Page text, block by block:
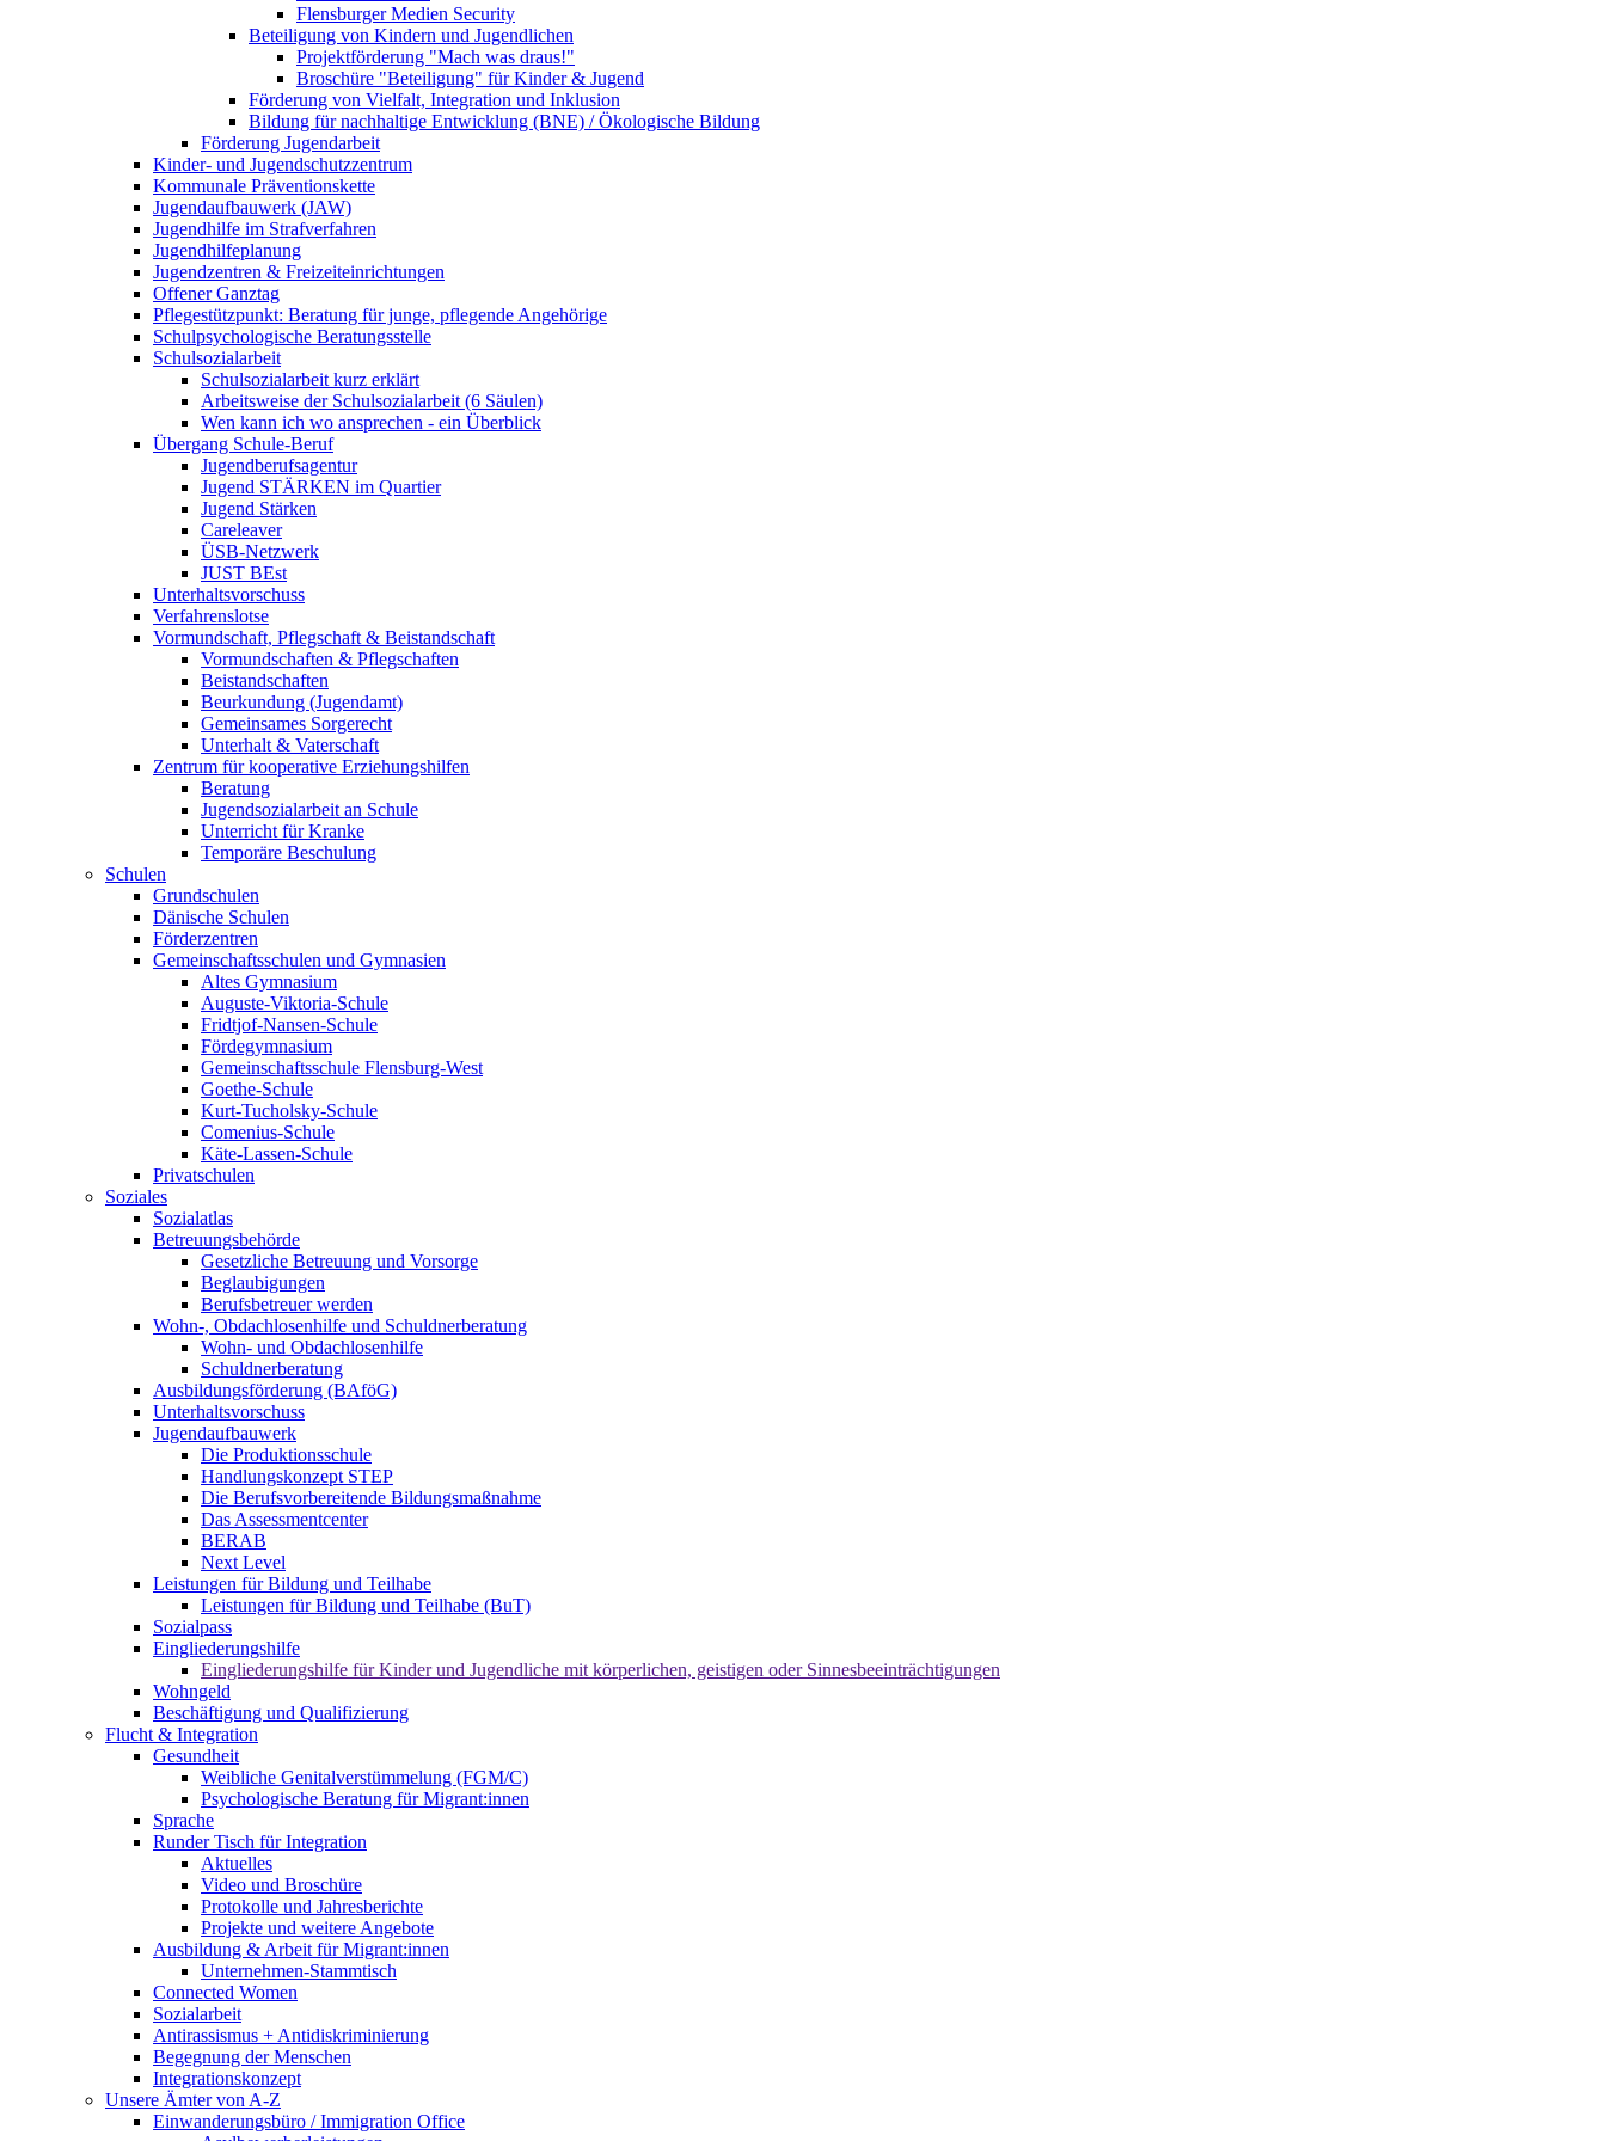
Flensburger Medien Security
Beteiligung von Kindern und Jugendlichen
Projektförderung "Mach was draus!"
Broschüre "Beteiligung" für Kinder & Jugend
Förderung von Vielfalt, Integration und Inklusion
Bildung für nachhaltige Entwicklung (BNE) / Ökologische Bildung
Förderung Jugendarbeit
Kinder- und Jugendschutzzentrum
Kommunale Präventionskette
Jugendaufbauwerk (JAW)
Jugendhilfe im Strafverfahren
Jugendhilfeplanung
Jugendzentren & Freizeiteinrichtungen
Offener Ganztag
Pflegestützpunkt: Beratung für junge, pflegende Angehörige
Schulpsychologische Beratungsstelle
Schulsozialarbeit
Schulsozialarbeit kurz erklärt
Arbeitsweise der Schulsozialarbeit (6 Säulen)
Wen kann ich wo ansprechen - ein Überblick
Übergang Schule-Beruf
Jugendberufsagentur
Jugend STÄRKEN im Quartier
Jugend Stärken
Careleaver
ÜSB-Netzwerk
JUST BEst
Unterhaltsvorschuss
Verfahrenslotse
Vormundschaft, Pflegschaft & Beistandschaft
Vormundschaften & Pflegschaften
Beistandschaften
Beurkundung (Jugendamt)
Gemeinsames Sorgerecht
Unterhalt & Vaterschaft
Zentrum für kooperative Erziehungshilfen
Beratung
Jugendsozialarbeit an Schule
Unterricht für Kranke
Temporäre Beschulung
Schulen
Grundschulen
Dänische Schulen
Förderzentren
Gemeinschaftsschulen und Gymnasien
Altes Gymnasium
Auguste-Viktoria-Schule
Fridtjof-Nansen-Schule
Fördegymnasium
Gemeinschaftsschule Flensburg-West
Goethe-Schule
Kurt-Tucholsky-Schule
Comenius-Schule
Käte-Lassen-Schule
Privatschulen
Soziales
Sozialatlas
Betreuungsbehörde
Gesetzliche Betreuung und Vorsorge
Beglaubigungen
Berufsbetreuer werden
Wohn-, Obdachlosenhilfe und Schuldnerberatung
Wohn- und Obdachlosenhilfe
Schuldnerberatung
Ausbildungsförderung (BAföG)
Unterhaltsvorschuss
Jugendaufbauwerk
Die Produktionsschule
Handlungskonzept STEP
Die Berufsvorbereitende Bildungsmaßnahme
Das Assessmentcenter
BERAB
Next Level
Leistungen für Bildung und Teilhabe
Leistungen für Bildung und Teilhabe (BuT)
Sozialpass
Eingliederungshilfe
Eingliederungshilfe für Kinder und Jugendliche mit körperlichen, geistigen oder Sinnesbeeinträchtigungen
Wohngeld
Beschäftigung und Qualifizierung
Flucht & Integration
Gesundheit
Weibliche Genitalverstümmelung (FGM/C)
Psychologische Beratung für Migrant:innen
Sprache
Runder Tisch für Integration
Aktuelles
Video und Broschüre
Protokolle und Jahresberichte
Projekte und weitere Angebote
Ausbildung & Arbeit für Migrant:innen
Unternehmen-Stammtisch
Connected Women
Sozialarbeit
Antirassismus + Antidiskriminierung
Begegnung der Menschen
Integrationskonzept
Unsere Ämter von A-Z
Einwanderungsbüro / Immigration Office